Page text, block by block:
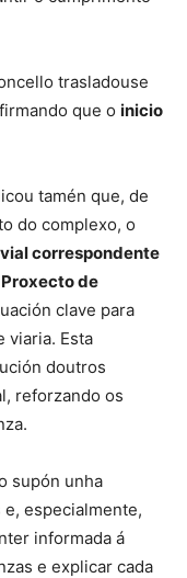
trasladouse
que o inicio
tamén que, de
do complexo, o
correspondente
de
clave para
viaria. Esta
doutros
reforzando os
supón unha
especialmente,
informada á
e explicar cada